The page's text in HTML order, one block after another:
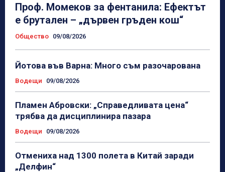
Проф. Момеков за фентанила: Ефектът
е брутален – „дървен гръден кош“
Общество 09/08/2026
Йотова във Варна: Много съм разочарована
Водещи 09/08/2026
Пламен Абровски: „Справедливата цена“
трябва да дисциплинира пазара
Водещи 09/08/2026
Отмениха над 1300 полета в Китай заради
„Делфин“